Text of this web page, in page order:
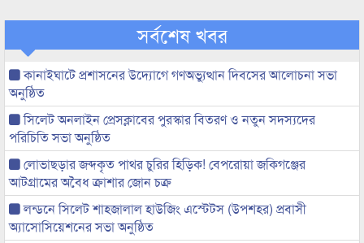
সর্বশেষ খবর
কানাইঘাটে প্রশাসনের উদ্যোগে গণঅভ্যুত্থান দিবসের আলোচনা সভা
অনুষ্ঠিত
সিলেট অনলাইন প্রেসক্লাবের পুরস্কার বিতরণ ও নতুন সদস্যদের
পরিচিতি সভা অনুষ্ঠিত
লোভাছড়ার জব্দকৃত পাথর চুরির হিড়িক! বেপরোয়া জকিগঞ্জের
আটগ্রামের অবৈধ ক্রাশার জোন চক্র
লন্ডনে সিলেট শাহজালাল হাউজিং এস্টেটস (উপশহর) প্রবাসী
অ্যাসোসিয়েশনের সভা অনুষ্ঠিত